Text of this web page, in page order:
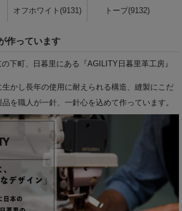
オフホワイト(9131) トープ(9132)
作っています
下町、日暮里にある『AGILITY日暮里革工房』
生かし長年の使用に耐えられる構造、縫製にこだ
を職人が一針、一針心を込めて作っています。